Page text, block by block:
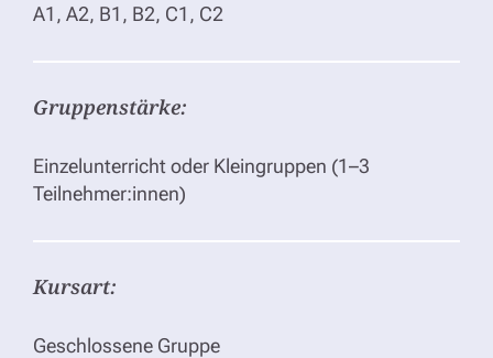
A1, A2, B1, B2, C1, C2
Gruppenstärke:
Einzelunterricht oder Kleingruppen (1–3
Teilnehmer:innen)
Kursart:
Geschlossene Gruppe